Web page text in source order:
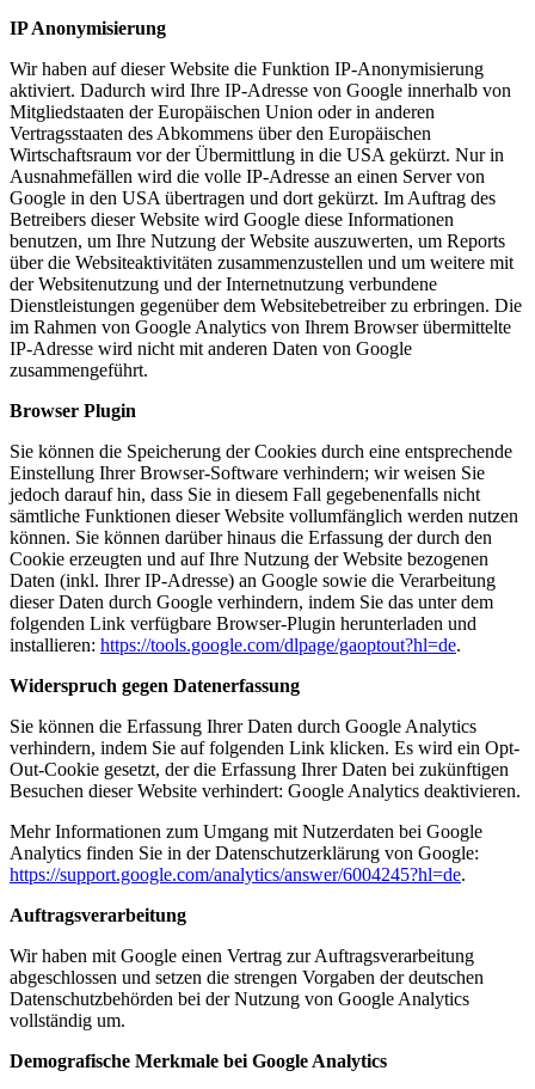
IP Anonymisierung
Wir haben auf dieser Website die Funktion IP-Anonymisierung
aktiviert. Dadurch wird Ihre IP-Adresse von Google innerhalb von
Mitgliedstaaten der Europäischen Union oder in anderen
Vertragsstaaten des Abkommens über den Europäischen
Wirtschaftsraum vor der Übermittlung in die USA gekürzt. Nur in
Ausnahmefällen wird die volle IP-Adresse an einen Server von
Google in den USA übertragen und dort gekürzt. Im Auftrag des
Betreibers dieser Website wird Google diese Informationen
benutzen, um Ihre Nutzung der Website auszuwerten, um Reports
über die Websiteaktivitäten zusammenzustellen und um weitere mit
der Websitenutzung und der Internetnutzung verbundene
Dienstleistungen gegenüber dem Websitebetreiber zu erbringen. Die
im Rahmen von Google Analytics von Ihrem Browser übermittelte
IP-Adresse wird nicht mit anderen Daten von Google
zusammengeführt.
Browser Plugin
Sie können die Speicherung der Cookies durch eine entsprechende
Einstellung Ihrer Browser-Software verhindern; wir weisen Sie
jedoch darauf hin, dass Sie in diesem Fall gegebenenfalls nicht
sämtliche Funktionen dieser Website vollumfänglich werden nutzen
können. Sie können darüber hinaus die Erfassung der durch den
Cookie erzeugten und auf Ihre Nutzung der Website bezogenen
Daten (inkl. Ihrer IP-Adresse) an Google sowie die Verarbeitung
dieser Daten durch Google verhindern, indem Sie das unter dem
folgenden Link verfügbare Browser-Plugin herunterladen und
installieren: https://tools.google.com/dlpage/gaoptout?hl=de.
Widerspruch gegen Datenerfassung
Sie können die Erfassung Ihrer Daten durch Google Analytics
verhindern, indem Sie auf folgenden Link klicken. Es wird ein Opt-
Out-Cookie gesetzt, der die Erfassung Ihrer Daten bei zukünftigen
Besuchen dieser Website verhindert: Google Analytics deaktivieren.
Mehr Informationen zum Umgang mit Nutzerdaten bei Google
Analytics finden Sie in der Datenschutzerklärung von Google:
https://support.google.com/analytics/answer/6004245?hl=de.
Auftragsverarbeitung
Wir haben mit Google einen Vertrag zur Auftragsverarbeitung
abgeschlossen und setzen die strengen Vorgaben der deutschen
Datenschutzbehörden bei der Nutzung von Google Analytics
vollständig um.
Demografische Merkmale bei Google Analytics